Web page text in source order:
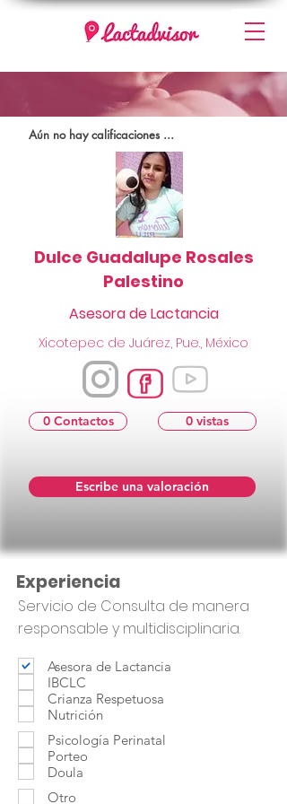
Aún no hay calificaciones ...
Escribe una valoración
0 Contactos
Xicotepec de Juárez, Pue., México
Dulce Guadalupe Rosales
Palestino
Asesora de Lactancia
0 vistas
Servicio de Consulta de manera
responsable y multidisciplinaria.
Asesora de Lactancia
IBCLC
Crianza Respetuosa
Nutrición
Psicología Perinatal
Porteo
Doula
Otro
Experiencia